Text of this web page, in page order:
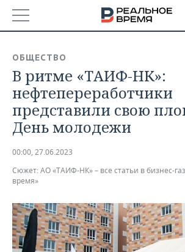
БАШКОРТОСТАН
ТАТАРСТАН
УДМУРТИЯ
НОВОСТИ
АНАЛИТИКА
НОВОСТИ АНАЛИТИКИ
ДЕКЛАРАЦИИ О ДОХОДАХ
КОРОЛИ ГОСЗАКАЗА ПФО
ВУЗЫ ТАТАРСТАНА
КОМУ ПРИНАДЛЕЖАТ
ТОРГОВЫЕ ЦЕНТРЫ
ЭКОНОМИКА
НОВОСТИ ЭКОНОМИКИ
ФИНАНСЫ
БАНКИ
БЮДЖЕТ
ПРОМЫШЛЕННОСТЬ
НОВОСТИ
АГРОПРОМ
МАШИНОСТРОЕНИЕ
НЕДВИЖИМОСТЬ
НОВОСТИ НЕДВИЖИМОСТИ
АВТО
НОВОСТИ АВТО
БИЗНЕС
ОБЩЕСТВО
В ритме «ТАИФ-НК»:
нефтепереработчики
представили свою
День молодежи
00:00, 27.06.2023
Сюжет: АО «ТАИФ-НК» – все статьи в бизнес-
время»